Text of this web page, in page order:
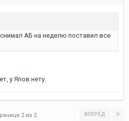
АБ на неделю поставил все
у Япов нету.
ВПЕРЁД
2 из 2